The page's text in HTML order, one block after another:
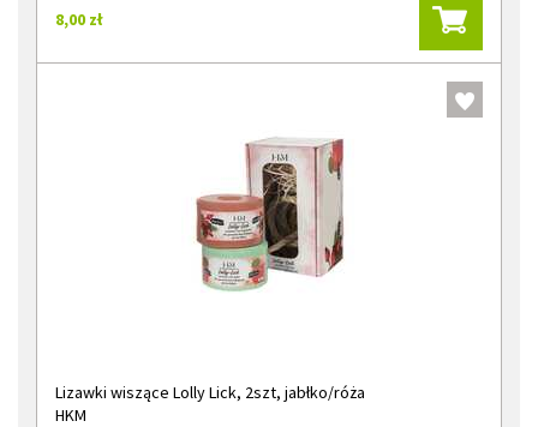
8,00 zł
Lizawki wiszące Lolly Lick, 2szt, jabłko/róża
HKM